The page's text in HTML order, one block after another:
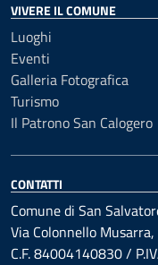
VIVERE IL COMUNE
Luoghi
Eventi
Galleria Fotografica
Turismo
Il Patrono San Calogero
CONTATTI
Comune di San
Via Colonnello
C.F. 84004140830 /